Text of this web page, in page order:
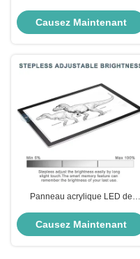
Les boîtes de lumière
publicitaires
Causez Maintenant
Panneau acrylique LED de
Économie d'énergie de traçage
de la lumière de la boîte RoHS
Causez Maintenant